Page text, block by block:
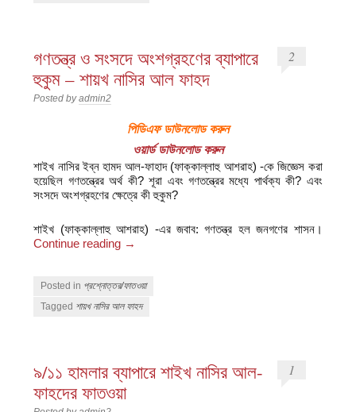
গণতন্ত্র ও সংসদে অংশগ্রহণের ব্যাপারে
হুকুম – শায়খ নাসির আল ফাহদ
Posted byadmin2
2
পিডিএফ ডাউনলোড করুন
ওয়ার্ড ডাউনলোড করুন
শাইখ নাসির ইব্‌ন হামদ আল-ফাহাদ (ফাক্কাল্লাহু আশরাহ) -কে জিজ্ঞেস করা
হয়েছিল গণতন্ত্রের অর্থ কী? শূরা এবং গণতন্ত্রের মধ্যে পার্থক্য কী? এবং
সংসদে অংশগ্রহণের ক্ষেত্রে কী হুকুম?
শাইখ (ফাক্কাল্লাহু আশরাহ) -এর জবাব: গণতন্ত্র হল জনগণের শাসন।
Continue reading →
Posted in প্রশ্নোত্তর/ফাতওয়া
Tagged শায়খ নাসির আল ফাহদ
৯/১১ হামলার ব্যাপারে শাইখ নাসির আল-
ফাহদের ফাতওয়া
1